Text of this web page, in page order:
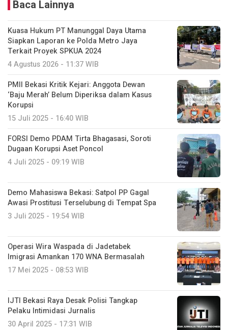
Baca Lainnya
Kuasa Hukum PT Manunggal Daya Utama
Siapkan Laporan ke Polda Metro Jaya
Terkait Proyek SPKUA 2024
4 Agustus 2026 - 11:37 WIB
PMII Bekasi Kritik Kejari: Anggota Dewan
‘Baju Merah’ Belum Diperiksa dalam Kasus
Korupsi
15 Juli 2025 - 16:40 WIB
FORSI Demo PDAM Tirta Bhagasasi, Soroti
Dugaan Korupsi Aset Poncol
4 Juli 2025 - 09:19 WIB
Demo Mahasiswa Bekasi: Satpol PP Gagal
Awasi Prostitusi Terselubung di Tempat Spa
3 Juli 2025 - 19:54 WIB
Operasi Wira Waspada di Jadetabek
Imigrasi Amankan 170 WNA Bermasalah
17 Mei 2025 - 08:53 WIB
IJTI Bekasi Raya Desak Polisi Tangkap
Pelaku Intimidasi Jurnalis
30 April 2025 - 17:31 WIB